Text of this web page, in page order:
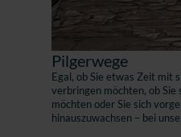
Pilgerwege
Egal, ob Sie etwas Zeit mit
verbringen möchten, ob Sie
möchten oder Sie sich
hinauszuwachsen – bei